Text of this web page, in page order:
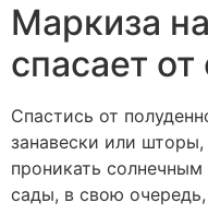
Маркиза
спасает
Спастись от
занавески или
проникать
сады, в свою